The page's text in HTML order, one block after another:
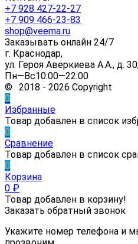
+7 928 427-22-27
+7 909 466-23-83
shop@veema.ru
Заказывать онлайн 24/7
г. Краснодар,
ул. Героя Аверкиева А.А., д.
Пн—Вс10:00—22:00
© 2018 - 2026 Copyright
0
Избранные
Товар добавлен в список
0
Сравнение
Товар добавлен в список
0
Корзина
0 ₽
Товар добавлен в корзину!
Заказать обратный звонок
Укажите номер телефона и